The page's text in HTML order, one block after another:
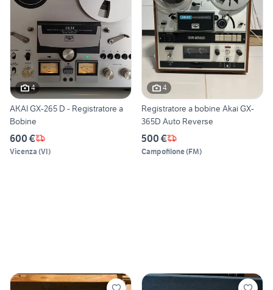
4
AKAI GX-265 D - Registratore a
Bobine
600 €
Vicenza (VI)
4
Registratore a bobine Akai GX-
365D Auto Reverse
500 €
Campofilone(FM)